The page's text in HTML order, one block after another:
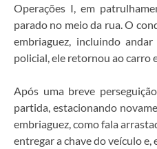
Operações I, em
parado no meio da rua. O
embriaguez, incluindo
policial, ele retornou ao carro
Após uma breve
partida, estacionando
embriaguez, como fala
entregar a chave do veículo